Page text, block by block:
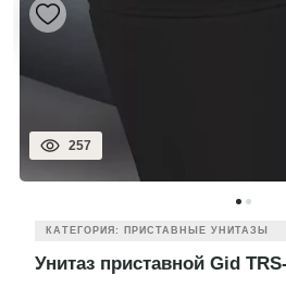
257
КАТЕГОРИЯ: ПРИСТАВНЫЕ УНИТАЗЫ
Унитаз приставной Gid